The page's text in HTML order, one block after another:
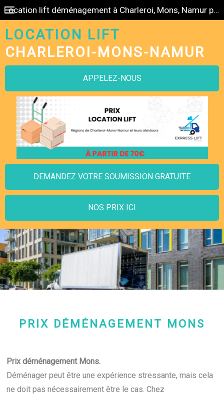
Location lift déménagement à Charleroi, Mons, Namur pas cher
LOCATION LIFT
CHARLEROI-MONS-NAMUR
APPELEZ-NOUS
DEMANDEZ VOTRE SOUMISSION GRATUITE
NOS PRIX ICI
PRIX DÉMÉNAGEMENT MONS
Prix déménagement Mons.
Déménager peut être une expérience stressante, mais cela
ne doit pas nécessairement être le cas. Chez